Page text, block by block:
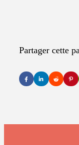
Partager cette